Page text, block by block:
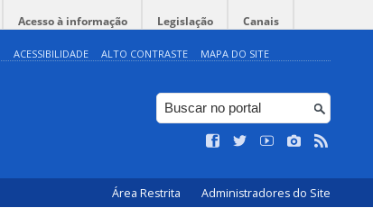
Acesso à informação Legislação Canais
ACESSIBILIDADE ALTO CONTRASTE MAPA DO SITE
Área Restrita Administradores do Site